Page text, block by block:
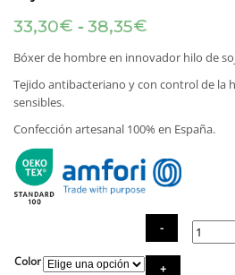
33,30€ - 38,35€
precios:
desde
33,30€
38,35€
Bóxer de hombre en innovador hilo de
Tejido antibacteriano y con control de la
sensibles.
Confección artesanal 100% en España.
Color